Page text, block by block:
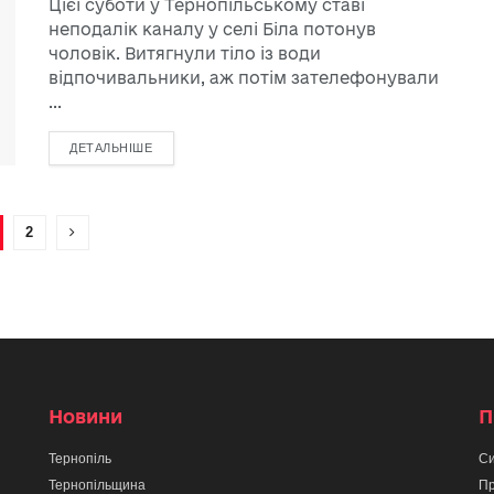
Цієї суботи у Тернопільському ставі
неподалік каналу у селі Біла потонув
чоловік. Витягнули тіло із води
відпочивальники, аж потім зателефонували
...
ДЕТАЛЬНІШЕ
2
Новини
Тернопіль
Тернопільщина